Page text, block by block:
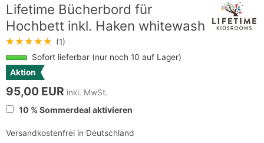
Lifetime Bücherbord für
Hochbett inkl. Haken whitewash
★★★★★ (1)
Sofort lieferbar (nur noch 10 auf Lager)
Aktion
95,00 EUR inkl. MwSt.
10 % Sommerdeal aktivieren
Versandkostenfrei in Deutschland